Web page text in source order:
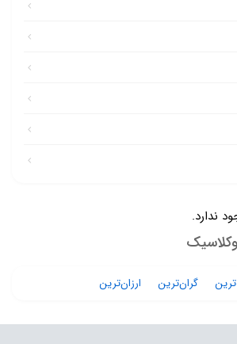
ندارد.
گران‌ترین ارزان‌ترین